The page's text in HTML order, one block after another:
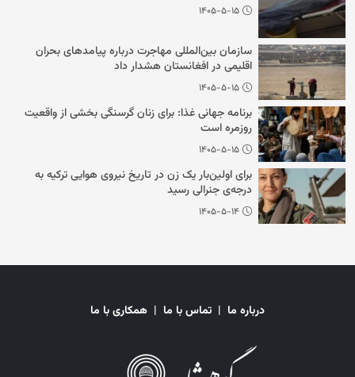
۱۴۰۵-۵-۱۵
سازمان بین‌المللی مهاجرت درباره پیامدهای بحران
اقلیمی در افغانستان هشدار داد
۱۴۰۵-۵-۱۵
برنامه جهانی غذا: برای زنان گرسنگی بخشی از واقعیت
روزمره است
۱۴۰۵-۵-۱۵
برای اولین‌بار یک زن در تاریخ نیروی هوایی ترکیه به
درجه‌ی جنرالی رسید
۱۴۰۵-۵-۱۴
درباره ما | تماس با ما | همکاری با ما